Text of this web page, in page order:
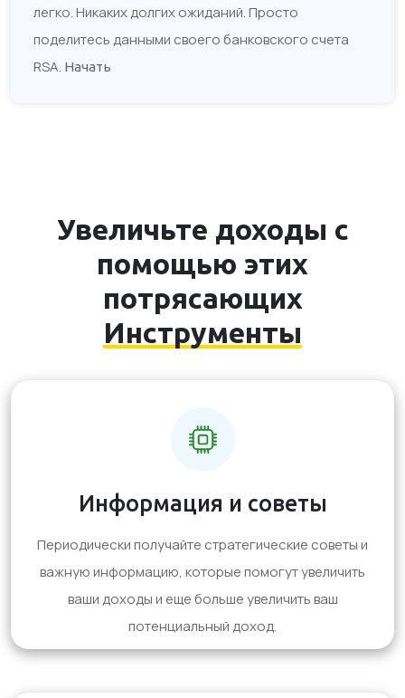
легко. Никаких долгих ожиданий. Просто
поделитесь данными своего банковского счета
RSA. Начать
Увеличьте доходы с
помощью этих
потрясающих
Инструменты
Информация и советы
Периодически получайте стратегические советы и
важную информацию, которые помогут увеличить
ваши доходы и еще больше увеличить ваш
потенциальный доход.